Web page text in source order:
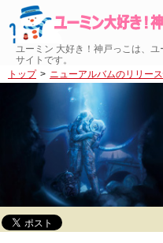
ユーミン 大好き！神戸っこは、
サイトです。
トップ
ニューアルバムのリリー